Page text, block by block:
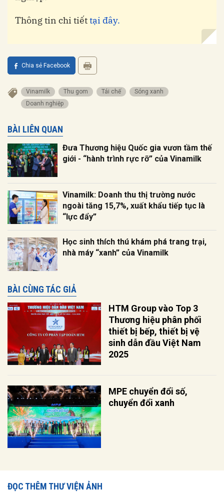
Thông tin chi tiếttại đây.
Chia sẻ Facebook
Vinamilk thu gom tái chế
sóng xanh
doanh nghiệp
BÀI LIÊN QUAN
Đưa Thương hiệu Quốc gia vươn tầm thế
giới - “hành trình rực rỡ” của Vinamilk
Vinamilk: Doanh thu thị trường nước
ngoài tăng 15,7%, xuất khẩu tiếp tục là
“lực đẩy”
Học sinh thích thú khám phá trang trại,
nhà máy “xanh” của Vinamilk
BÀI CÙNG TÁC GIẢ
HTM Group vào Top 3
Thương hiệu phân phối
thiết bị bếp, thiết bị vệ
sinh dẫn đầu Việt Nam
2025
MPE chuyển đổi số,
chuyển đổi xanh
ĐỌC THÊM THƯ VIỆN ẢNH